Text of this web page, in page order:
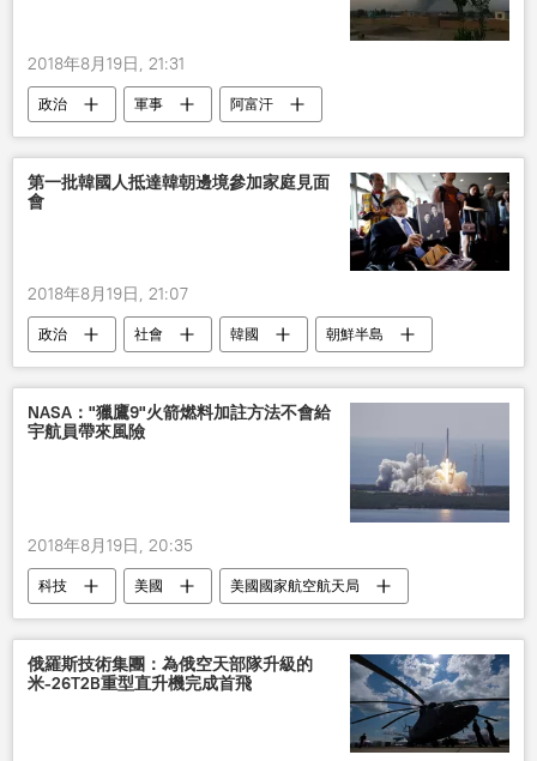
2018年8月19日, 21:31
政治 軍事 阿富汗
第一批韓國人抵達韓朝邊境參加家庭見面
會
2018年8月19日, 21:07
政治 社會 韓國 朝鮮半島
NASA："獵鷹9"火箭燃料加註方法不會給
宇航員帶來風險
2018年8月19日, 20:35
科技 美國
美國國家航空航天局
獵鷹9火箭
燃料
風險
太空探索技術公司
俄羅斯技術集團：為俄空天部隊升級的
米-26T2B重型直升機完成首飛